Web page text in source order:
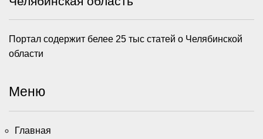
Портал содержит белее 25 тыс статей о Челябинской
области
Меню
Главная